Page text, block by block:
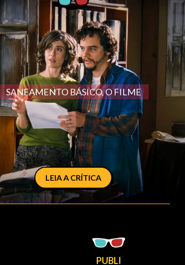
SANEAMENTO BÁSICO, O FILME
LEIA A CRÍTICA
PUBLI